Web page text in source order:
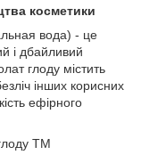
косметики
вода) - це
і дбайливий
глоду містить
інших корисних
ефірного
ТМ